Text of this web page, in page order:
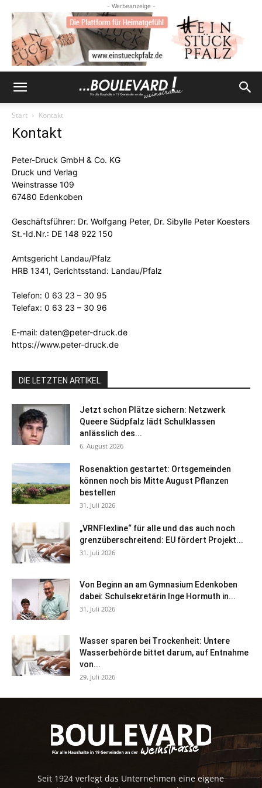
- Werbeanzeige -
Start Kontakt
Kontakt
Peter-Druck GmbH & Co. KG
Druck und Verlag
Weinstrasse 109
67480 Edenkoben
Geschäftsführer: Dr. Wolfgang Peter, Dr. Sibylle Peter Koesters
St.-Id.Nr.: DE 148 922 150
Amtsgericht Landau/Pfalz
HRB 1341, Gerichtsstand: Landau/Pfalz
Telefon: 0 63 23 – 30 95
Telefax: 0 63 23 – 30 96
E-mail: daten@peter-druck.de
https://www.peter-druck.de
DIE LETZTEN ARTIKEL
Jetzt schon Plätze sichern: Netzwerk
Queere Südpfalz lädt Schulklassen
anlässlich des...
6. August 2026
Rosenaktion gestartet: Ortsgemeinden
können noch bis Mitte August Pflanzen
bestellen
31. Juli 2026
„VRNFlexline“ für alle und das auch noch
grenzüberschreitend: EU fördert Projekt...
31. Juli 2026
Von Beginn an am Gymnasium Edenkoben
dabei: Schulsekretärin Inge Hormuth in...
31. Juli 2026
Wasser sparen bei Trockenheit: Untere
Wasserbehörde bittet darum, auf Entnahme
von...
29. Juli 2026
Seit 1924 verlegt das Unternehmen eine eigene